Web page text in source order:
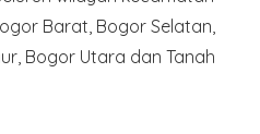
Barat, Bogor Selatan,
Bogor Utara dan Tanah